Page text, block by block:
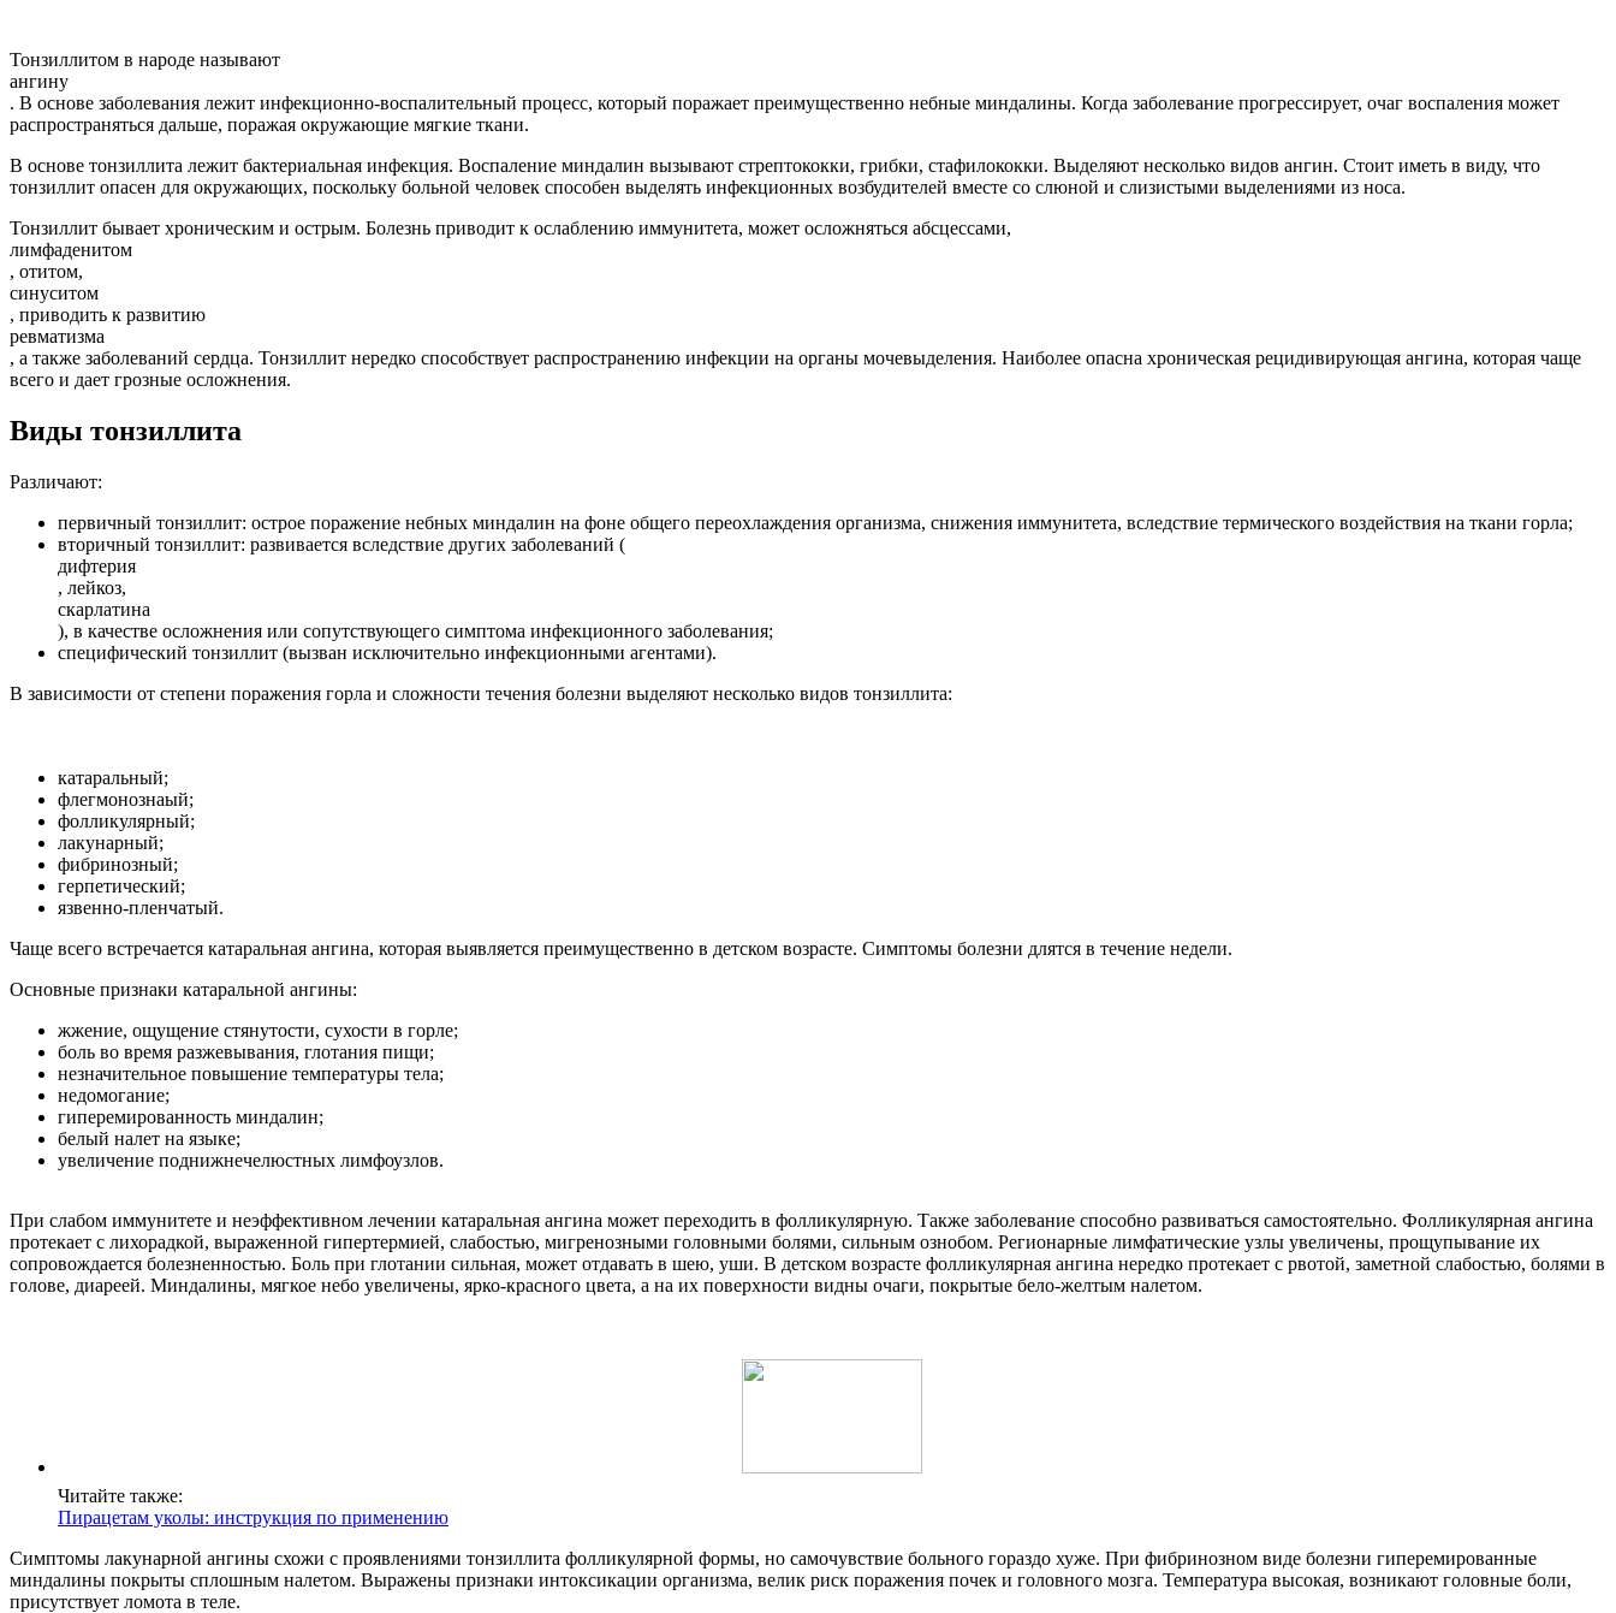
Тонзиллитом в народе называют
ангину
. В основе заболевания лежит инфекционно-воспалительный процесс, который поражает преимущественно небные миндалины. Когда заболевание прогрессирует, очаг воспаления может
распространяться дальше, поражая окружающие мягкие ткани.
В основе тонзиллита лежит бактериальная инфекция. Воспаление миндалин вызывают стрептококки, грибки, стафилококки. Выделяют несколько видов ангин. Стоит иметь в виду, что
тонзиллит опасен для окружающих, поскольку больной человек способен выделять инфекционных возбудителей вместе со слюной и слизистыми выделениями из носа.
Тонзиллит бывает хроническим и острым. Болезнь приводит к ослаблению иммунитета, может осложняться абсцессами,
лимфаденитом
, отитом,
синуситом
, приводить к развитию
ревматизма
, а также заболеваний сердца. Тонзиллит нередко способствует распространению инфекции на органы мочевыделения. Наиболее опасна хроническая рецидивирующая ангина, которая чаще
всего и дает грозные осложнения.
Виды тонзиллита
Различают:
первичный тонзиллит: острое поражение небных миндалин на фоне общего переохлаждения организма, снижения иммунитета, вследствие термического воздействия на ткани горла;
вторичный тонзиллит: развивается вследствие других заболеваний (
дифтерия
, лейкоз,
скарлатина
), в качестве осложнения или сопутствующего симптома инфекционного заболевания;
специфический тонзиллит (вызван исключительно инфекционными агентами).
В зависимости от степени поражения горла и сложности течения болезни выделяют несколько видов тонзиллита:
катаральный;
флегмонознаый;
фолликулярный;
лакунарный;
фибринозный;
герпетический;
язвенно-пленчатый.
Чаще всего встречается катаральная ангина, которая выявляется преимущественно в детском возрасте. Симптомы болезни длятся в течение недели.
Основные признаки катаральной ангины:
жжение, ощущение стянутости, сухости в горле;
боль во время разжевывания, глотания пищи;
незначительное повышение температуры тела;
недомогание;
гиперемированность миндалин;
белый налет на языке;
увеличение поднижнечелюстных лимфоузлов.
При слабом иммунитете и неэффективном лечении катаральная ангина может переходить в фолликулярную. Также заболевание способно развиваться самостоятельно. Фолликулярная ангина
протекает с лихорадкой, выраженной гипертермией, слабостью, мигренозными головными болями, сильным ознобом. Регионарные лимфатические узлы увеличены, прощупывание их
сопровождается болезненностью. Боль при глотании сильная, может отдавать в шею, уши. В детском возрасте фолликулярная ангина нередко протекает с рвотой, заметной слабостью, болями в
голове, диареей. Миндалины, мягкое небо увеличены, ярко-красного цвета, а на их поверхности видны очаги, покрытые бело-желтым налетом.
Читайте также:
Пирацетам уколы: инструкция по применению
Симптомы лакунарной ангины схожи с проявлениями тонзиллита фолликулярной формы, но самочувствие больного гораздо хуже. При фибринозном виде болезни гиперемированные
миндалины покрыты сплошным налетом. Выражены признаки интоксикации организма, велик риск поражения почек и головного мозга. Температура высокая, возникают головные боли,
присутствует ломота в теле.